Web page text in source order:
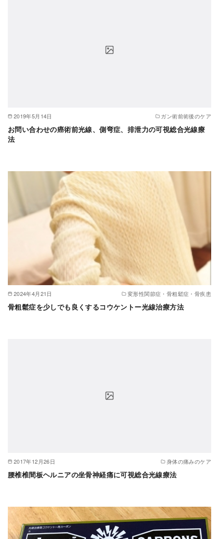
2019年5月14日 ガン術前術後のケア
お問い合わせの癌術前光線、側弯症、排泄力の可視総合光線療
法
2024年4月21日 変形性関節症・骨粗鬆症・骨疾患
骨粗鬆症を少しでも良くするコウケントー光線治療方法
2017年12月26日 身体の痛みのケア
腰椎椎間板ヘルニアの坐骨神経痛に可視総合光線療法